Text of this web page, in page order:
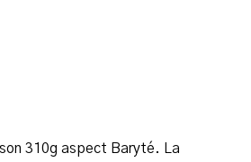
310g aspect Baryté. La